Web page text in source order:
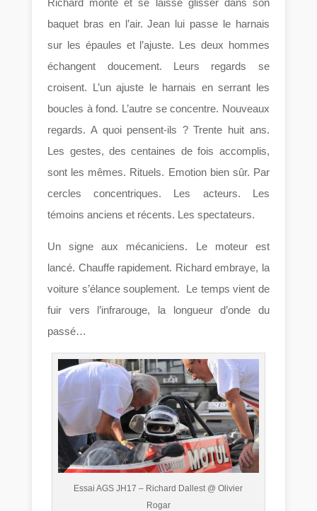
Richard monte et se laisse glisser dans son
baquet bras en l’air. Jean lui passe le harnais
sur les épaules et l’ajuste. Les deux hommes
échangent doucement. Leurs regards se
croisent. L’un ajuste le harnais en serrant les
boucles à fond. L’autre se concentre. Nouveaux
regards. A quoi pensent-ils ? Trente huit ans.
Les gestes, des centaines de fois accomplis,
sont les mêmes. Rituels. Emotion bien sûr. Par
cercles concentriques. Les acteurs. Les
témoins anciens et récents. Les spectateurs.
Un signe aux mécaniciens. Le moteur est
lancé. Chauffe rapidement. Richard embraye, la
voiture s’élance souplement. Le temps vient de
fuir vers l’infrarouge, la longueur d’onde du
passé…
Essai AGS JH17 – Richard Dallest @ Olivier
Rogar